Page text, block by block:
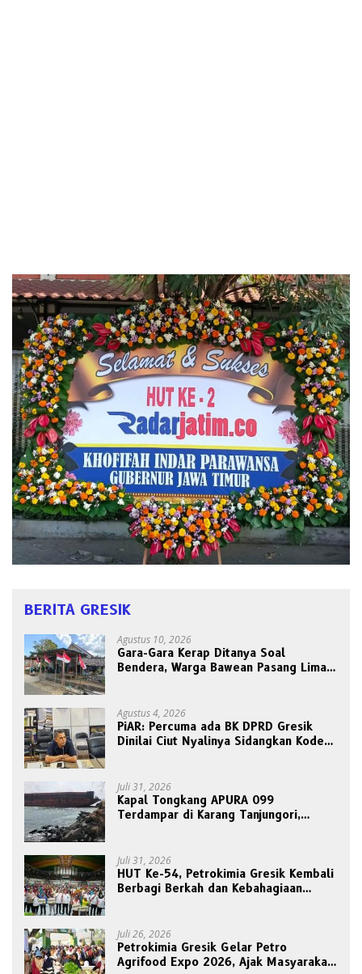
BERITA GRESIK
Agustus 10, 2026
Gara-Gara Kerap Ditanya Soal
Bendera, Warga Bawean Pasang Lima
Agustus 4, 2026
PiAR: Percuma ada BK DPRD Gresik
Dinilai Ciut Nyalinya Sidangkan Kode
Juli 31, 2026
Kapal Tongkang APURA 099
Terdampar di Karang Tanjungori,
Juli 31, 2026
HUT Ke-54, Petrokimia Gresik Kembali
Berbagi Berkah dan Kebahagiaan
Juli 26, 2026
Petrokimia Gresik Gelar Petro
Agrifood Expo 2026, Ajak Masyarakat